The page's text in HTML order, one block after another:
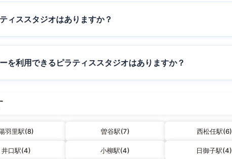
ィススタジオはありますか？
を利用できるピラティススタジオはありますか？
羽里駅(8) 曽谷駅(7) 西松任駅(6)
井口駅(4) 小柳駅(4) 日御子駅(4)